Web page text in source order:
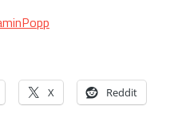
X Reddit